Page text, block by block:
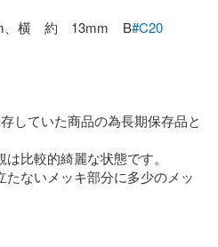
、横　約　13mm    B#C20
していた商品の為長期保存品と
比較的綺麗な状態です。
ないメッキ部分に多少のメッ